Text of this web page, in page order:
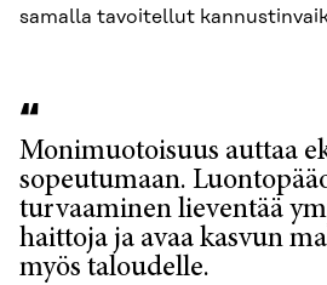
samalla tavoitellut
Monimuotoisuus auttaa
sopeutumaan.
turvaaminen lieventää
haittoja ja avaa kasvun
myös taloudelle.